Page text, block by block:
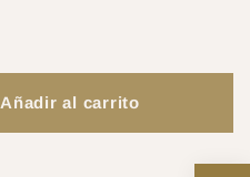
Añadir al carrito